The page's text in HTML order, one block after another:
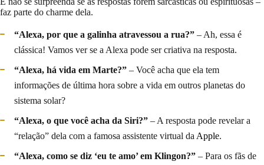
faz parte do charme dela.
“Alexa, por que a galinha atravessou a rua?” – Ah, essa é
clássica! Vamos ver se a Alexa pode ser criativa na resposta.
“Alexa, há vida em Marte?” – Você acha que ela tem
informações de última hora sobre a vida em outros planetas do
sistema solar?
“Alexa, o que você acha da Siri?” – A resposta pode revelar a
“relação” dela com a famosa assistente virtual da Apple.
“Alexa, como se diz ‘eu te amo’ em Klingon?” – Para os fãs de